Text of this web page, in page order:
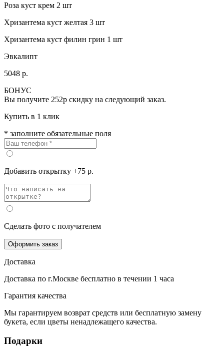
Роза куст крем 2 шт
Хризантема куст желтая 3 шт
Хризантема куст филин грин 1 шт
Эвкалипт
5048 р.
БОНУС
Вы получите 252р скидку на следующий заказ.
Купить в 1 клик
* заполните обязательные поля
Добавить открытку +75 р.
Сделать фото с получателем
Оформить заказ
Доставка
Доставка по г.Москве бесплатно в течении 1 часа
Гарантия качества
Мы гарантируем возврат средств или бесплатную замену
букета, если цветы ненадлежащего качества.
Подарки